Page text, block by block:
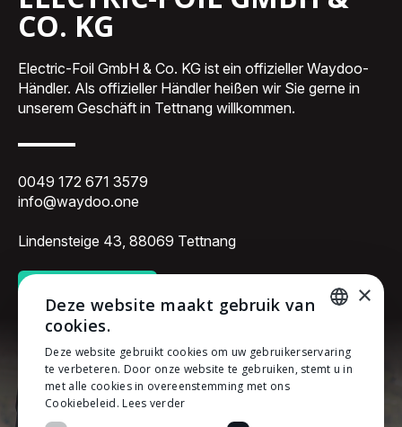
CO. KG
Electric-Foil GmbH & Co. KG ist ein offizieller Waydoo-
Händler. Als offizieller Händler heißen wir Sie gerne in
unserem Geschäft in Tettnang willkommen.
0049 172 671 3579
info@waydoo.one
Lindensteige 43, 88069 Tettnang
DUTCH
×
Deze website maakt gebruik van
cookies.
Deze website gebruikt cookies om uw gebruikerservaring
te verbeteren. Door onze website te gebruiken, stemt u in
met alle cookies in overeenstemming met ons
Cookiebeleid. Lees verder